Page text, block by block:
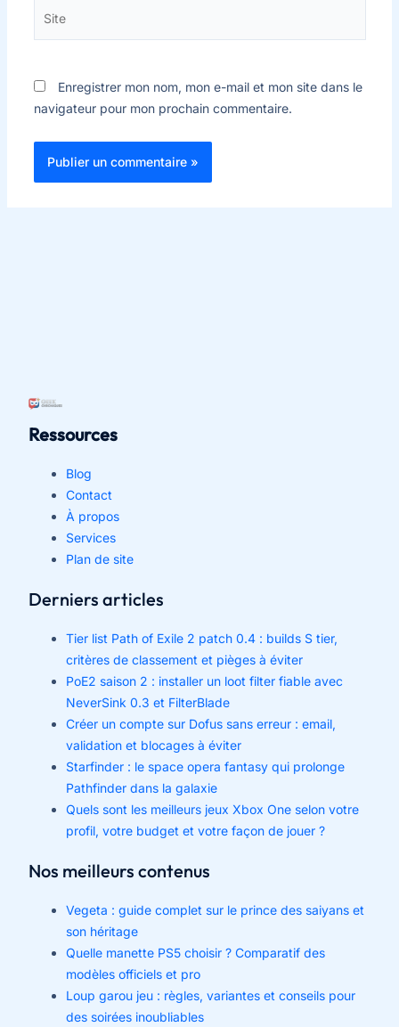
Enregistrer mon nom, mon e-mail et mon site dans le
navigateur pour mon prochain commentaire.
Ressources
Blog
Contact
À propos
Services
Plan de site
Derniers articles
Tier list Path of Exile 2 patch 0.4 : builds S tier,
critères de classement et pièges à éviter
PoE2 saison 2 : installer un loot filter fiable avec
NeverSink 0.3 et FilterBlade
Créer un compte sur Dofus sans erreur : email,
validation et blocages à éviter
Starfinder : le space opera fantasy qui prolonge
Pathfinder dans la galaxie
Quels sont les meilleurs jeux Xbox One selon votre
profil, votre budget et votre façon de jouer ?
Nos meilleurs contenus
Vegeta : guide complet sur le prince des saiyans et
son héritage
Quelle manette PS5 choisir ? Comparatif des
modèles officiels et pro
Loup garou jeu : règles, variantes et conseils pour
des soirées inoubliables